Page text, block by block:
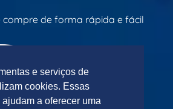
compre de forma rápida e fácil
e serviços de
cookies. Essas
a oferecer uma